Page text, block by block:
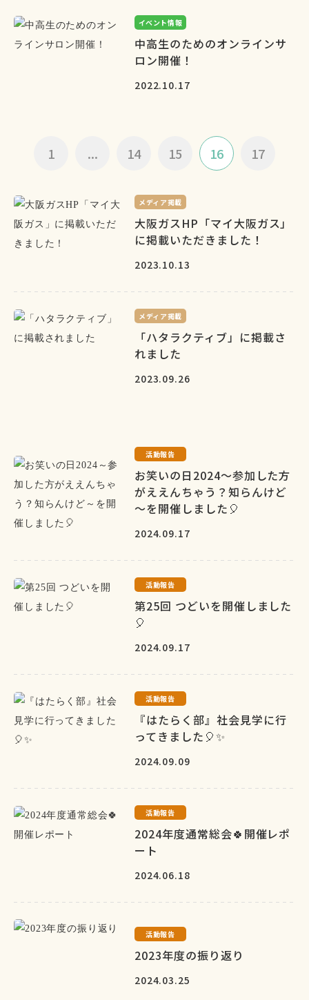
イベント情報
中高生のためのオンラインサ
ロン開催！
2022.10.17
1 ... 14 15 16 17
メディア掲載
大阪ガスHP「マイ大阪ガス」
に掲載いただきました！
2023.10.13
メディア掲載
「ハタラクティブ」に掲載さ
れました
2023.09.26
活動報告
お笑いの日2024～参加した方
がええんちゃう？知らんけど
～を開催しました🎈
2024.09.17
活動報告
第25回 つどいを開催しました
🎈
2024.09.17
活動報告
『はたらく部』社会見学に行
ってきました🎈✨
2024.09.09
活動報告
2024年度通常総会🍀開催レポ
ート
2024.06.18
活動報告
2023年度の振り返り
2024.03.25